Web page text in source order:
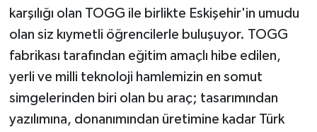
karşılığı olan TOGG ile birlikte Eskişehir'in umudu
olan siz kıymetli öğrencilerle buluşuyor. TOGG
fabrikası tarafından eğitim amaçlı hibe edilen,
yerli ve milli teknoloji hamlemizin en somut
simgelerinden biri olan bu araç; tasarımından
yazılımına, donanımından üretimine kadar Türk